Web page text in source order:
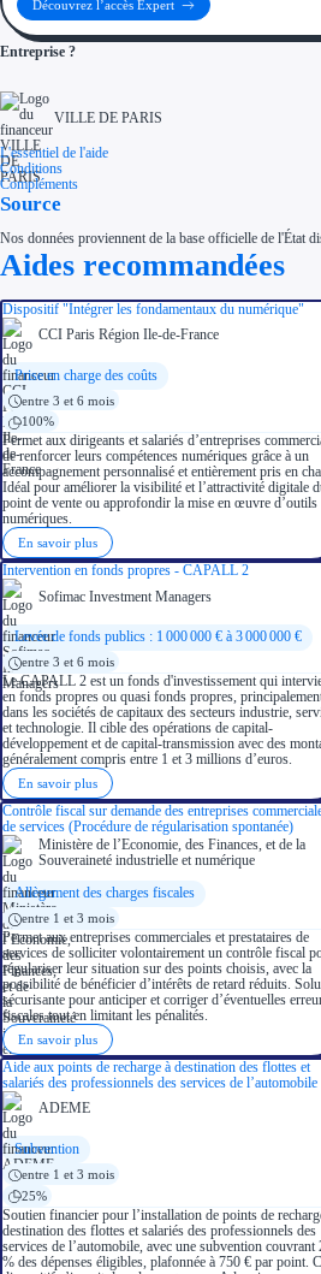
Découvrez l’accès Expert
Entreprise ?
VILLE DE PARIS
L'essentiel de l'aide
Conditions
Compléments
Source
Nos données proviennent de la base officielle de l'État
Aides recommandées
Dispositif "Intégrer les fondamentaux du numérique"
CCI Paris Région Ile-de-France
Prise en charge des coûts
entre 3 et 6 mois
100%
Permet aux dirigeants et salariés d’entreprises
de renforcer leurs compétences numériques grâce à un
accompagnement personnalisé et entièrement pris en
Idéal pour améliorer la visibilité et l’attractivité digitale
point de vente ou approfondir la mise en œuvre d’outils
numériques.
En savoir plus
Intervention en fonds propres - CAPALL 2
Sofimac Investment Managers
Levée de fonds publics : 1 000 000 € à 3 000 000 €
entre 3 et 6 mois
Le CAPALL 2 est un fonds d'investissement qui
en fonds propres ou quasi fonds propres,
dans les sociétés de capitaux des secteurs industrie,
et technologie. Il cible des opérations de capital-
développement et de capital-transmission avec des
généralement compris entre 1 et 3 millions d’euros.
En savoir plus
Contrôle fiscal sur demande des entreprises
de services (Procédure de régularisation spontanée)
Ministère de l’Economie, des Finances, et de la
Souveraineté industrielle et numérique
Allègement des charges fiscales
entre 1 et 3 mois
Permet aux entreprises commerciales et prestataires de
services de solliciter volontairement un contrôle fiscal
régulariser leur situation sur des points choisis, avec la
possibilité de bénéficier d’intérêts de retard réduits.
sécurisante pour anticiper et corriger d’éventuelles
fiscales tout en limitant les pénalités.
En savoir plus
Aide aux points de recharge à destination des flottes et
salariés des professionnels des services de l’automobile
ADEME
Subvention
entre 1 et 3 mois
25%
Soutien financier pour l’installation de points de
destination des flottes et salariés des professionnels des
services de l’automobile, avec une subvention couvrant
% des dépenses éligibles, plafonnée à 750 € par point.